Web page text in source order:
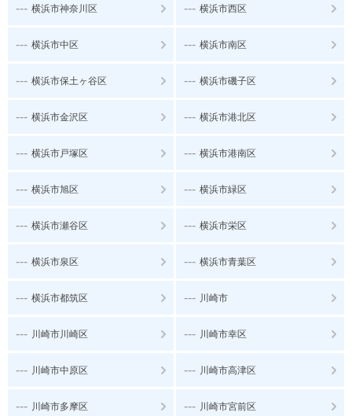
--- 横浜市神奈川区 --- 横浜市西区
--- 横浜市中区 --- 横浜市南区
--- 横浜市保土ヶ谷区 --- 横浜市磯子区
--- 横浜市金沢区 --- 横浜市港北区
--- 横浜市戸塚区 --- 横浜市港南区
--- 横浜市旭区 --- 横浜市緑区
--- 横浜市瀬谷区 --- 横浜市栄区
--- 横浜市泉区 --- 横浜市青葉区
--- 横浜市都筑区 --- 川崎市
--- 川崎市川崎区 --- 川崎市幸区
--- 川崎市中原区 --- 川崎市高津区
--- 川崎市多摩区 --- 川崎市宮前区